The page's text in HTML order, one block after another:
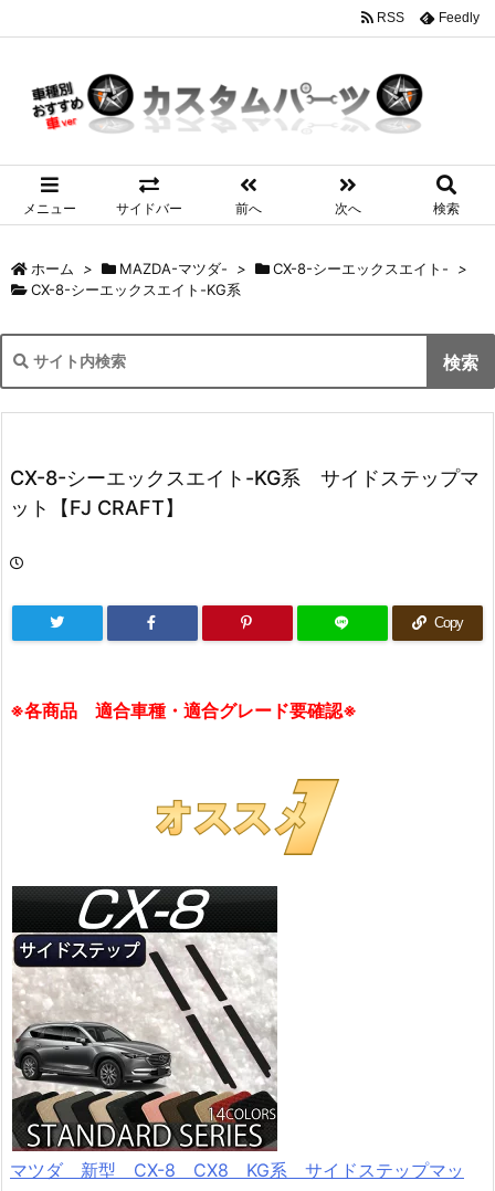
メニュー サイドバー 前へ 次へ 検索
RSS Feedly
ホーム > MAZDA-マツダ- > CX-8-シーエックスエイト-
>
CX-8-シーエックスエイト-KG系
CX-8-シーエックスエイト-KG系 サイドステップマ
ット【FJ CRAFT】
Copy
※各商品 適合車種・適合グレード要確認※
マツダ 新型 CX-8 CX8 KG系 サイドステップマッ